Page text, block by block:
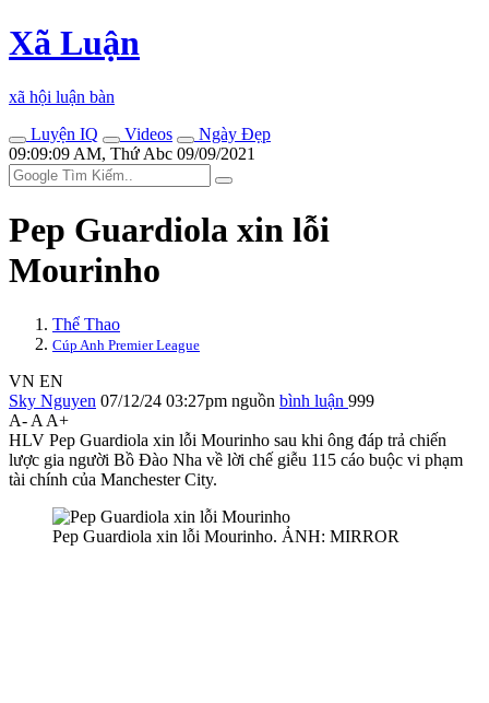
Xã Luận
xã hội luận bàn
Luyện IQ
Videos
Ngày Đẹp
09:09:09 AM, Thứ Abc 09/09/2021
Pep Guardiola xin lỗi
Mourinho
Thể Thao
Cúp Anh Premier League
VN EN
Sky Nguyen 07/12/24 03:27pm nguồn bình luận 999
A- A A+
HLV Pep Guardiola xin lỗi Mourinho sau khi ông đáp trả chiến
lược gia người Bồ Đào Nha về lời chế giễu 115 cáo buộc vi phạm
tài chính của Manchester City.
Pep Guardiola xin lỗi Mourinho. ẢNH: MIRROR